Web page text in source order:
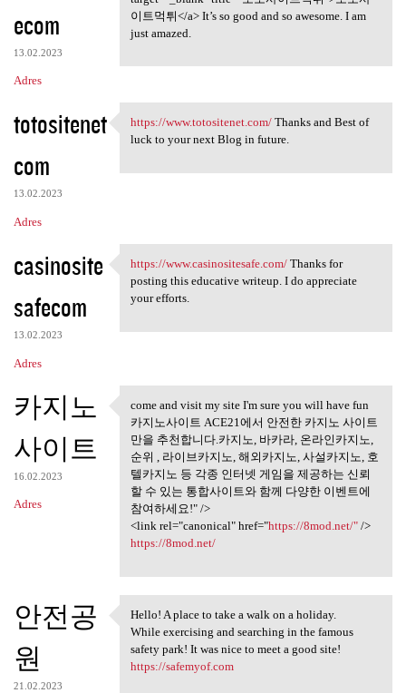
ecom
13.02.2023
Adres
이트먹튀</a> It’s so good and so awesome. I am
just amazed.
totositenet
com
13.02.2023
Adres
https://www.totositenet.com/
https://www.totositenet.com/Thanks and Best of
luck to your next Blog in future.
casinosite
safecom
13.02.2023
Adres
https://www.casinositesafe
https://www.casinositesafe.com/Thanks for
posting this educative writeup. I do appreciate
your efforts.
카지노
사이트
16.02.2023
Adres
come and visit my site I'm
come and visit my site I'm sure you will have fun
카지노사이트 ACE21에서 안전한 카지노 사이트
만을 추천합니다.카지노, 바카라, 온라인카지노,
순위 , 라이브카지노, 해외카지노, 사설카지노, 호
텔카지노 등 각종 인터넷 게임을 제공하는 신뢰
할 수 있는 통합사이트와 함께 다양한 이벤트에
참여하세요!" />
<link rel="canonical" href="https://8mod.net/"/>
https://8mod.net/
안전공
원
21.02.2023
Hello! A place to take a walk
Hello! A place to take a walk on a holiday.
While exercising and searching in the famous
safety park! It was nice to meet a good site!
https://safemyof.com